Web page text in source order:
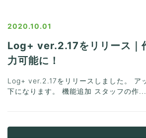
2020.10.01
Log+ ver.2.17をリリース｜
力可能に！
Log+ ver.2.17をリリースしました。 ア
下になります。 機能追加 スタッフの作...